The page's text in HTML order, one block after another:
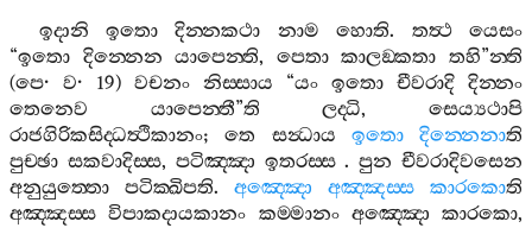
ඉදානි ඉතො දින‍්නකථා නාම හොති. තත්‍ථ
යෙසං
“ඉතො දින‍්නෙන යාපෙන‍්ති, පෙතා කාලඞ‍්කතා තහි”න‍්ති
(පෙ· ව· 19) වචනං නිස‍්සාය “යං ඉතො චීවරාදි දින‍්නං
තෙනෙව
යාපෙන‍්තී”ති ලද‍්ධි,සෙය්‍යථාපි
රාජගිරිකසිද‍්ධත්‍ථිකානං;තෙ සන්‍ධාය ඉතො දින‍්නෙනාති
පුච‍්ඡා සකවාදිස‍්ස, පටිඤ‍්ඤා ඉතරස‍්ස.පුන චීවරාදිවසෙන
අනුයුත‍්තො
පටික‍්ඛිපති. අඤ‍්ඤො අඤ‍්ඤස‍්ස කාරකොති
අඤ‍්ඤස‍්ස විපාකදායකානං කම‍්මානං අඤ‍්ඤො කාරකො,